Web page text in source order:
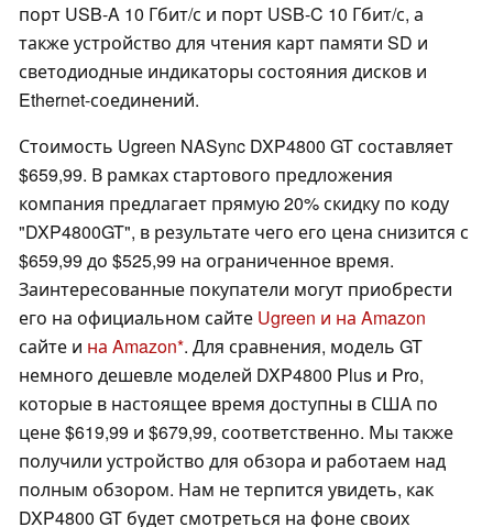
порт USB-A 10 Гбит/с и порт USB-C 10 Гбит/с, а
также устройство для чтения карт памяти SD и
светодиодные индикаторы состояния дисков и
Ethernet-соединений.
Стоимость Ugreen NASync DXP4800 GT составляет
$659,99. В рамках стартового предложения
компания предлагает прямую 20% скидку по коду
"DXP4800GT", в результате чего его цена снизится с
$659,99 до $525,99 на ограниченное время.
Заинтересованные покупатели могут приобрести
его на официальном сайте Ugreen и на Amazon
сайте и на Amazon . Для сравнения, модель GT
немного дешевле моделей DXP4800 Plus и Pro,
которые в настоящее время доступны в США по
цене $619,99 и $679,99, соответственно. Мы также
получили устройство для обзора и работаем над
полным обзором. Нам не терпится увидеть, как
DXP4800 GT будет смотреться на фоне своих